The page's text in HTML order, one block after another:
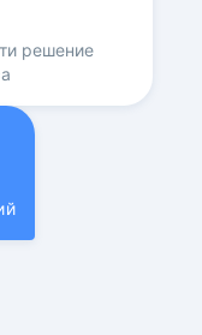
решение